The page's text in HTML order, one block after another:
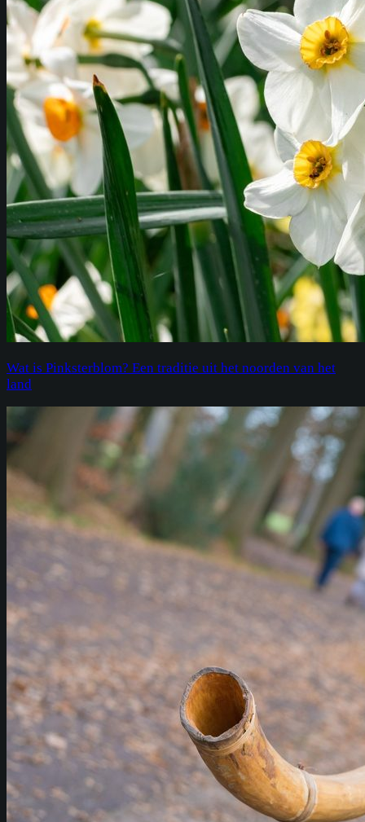
Wat is Pinksterblom? Een traditie uit het noorden van het
land